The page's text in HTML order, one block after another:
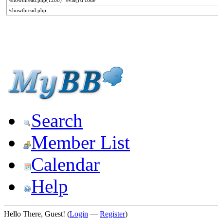
/showthread.php
Search
Member List
Calendar
Help
Hello There, Guest! (Login — Register)